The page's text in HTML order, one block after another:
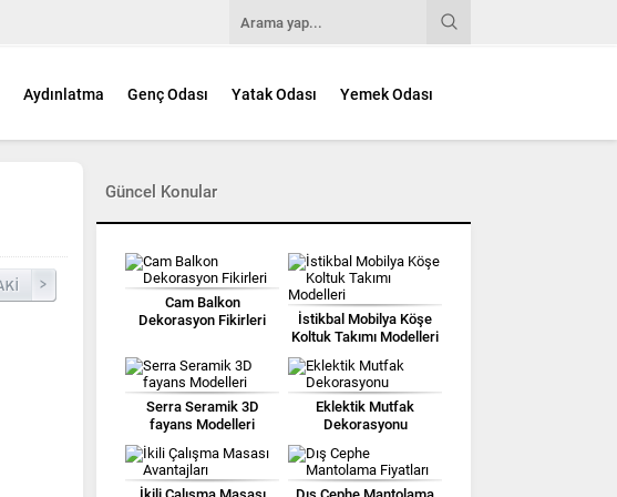
Aydınlatma Genç Odası Yatak Odası Yemek Odası
Güncel Konular
Cam Balkon
Dekorasyon Fikirleri
İstikbal Mobilya Köşe
Koltuk Takımı Modelleri
Serra Seramik 3D
fayans Modelleri
Eklektik Mutfak
Dekorasyonu